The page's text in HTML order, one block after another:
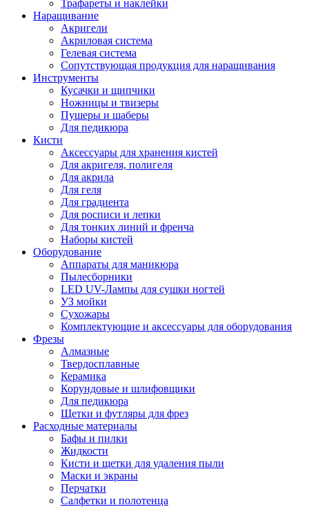
Трафареты и наклейки
Наращивание
Акригели
Акриловая система
Гелевая система
Сопутствующая продукция для наращивания
Инструменты
Кусачки и щипчики
Ножницы и твизеры
Пушеры и шаберы
Для педикюра
Кисти
Аксессуары для хранения кистей
Для акригеля, полигеля
Для акрила
Для геля
Для градиента
Для росписи и лепки
Для тонких линий и френча
Наборы кистей
Оборудование
Аппараты для маникюра
Пылесборники
LED UV-Лампы для сушки ногтей
УЗ мойки
Сухожары
Комплектующие и аксессуары для оборудования
Фрезы
Алмазные
Твердосплавные
Керамика
Корундовые и шлифовщики
Для педикюра
Щетки и футляры для фрез
Расходные материалы
Бафы и пилки
Жидкости
Кисти и щетки для удаления пыли
Маски и экраны
Перчатки
Салфетки и полотенца